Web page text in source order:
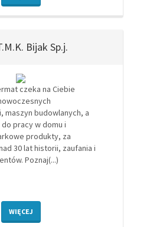
Bijak Sp.j.
czeka na Ciebie
maszyn budowlanych, a
pracy w domu i
produkty, za
30 lat historii, zaufania i
Poznaj(...)
WIĘCEJ